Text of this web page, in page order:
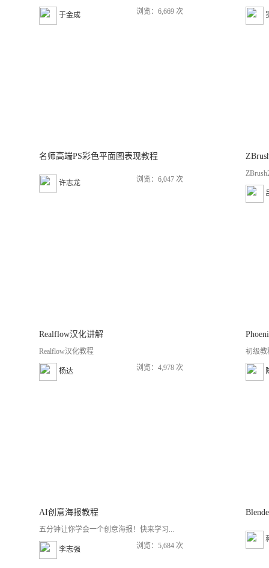
于金成 浏览：6,669 次
名师高端PS彩色平面图表现教程
许志龙 浏览：6,047 次
Realflow汉化讲解
Realflow汉化教程
杨达 浏览：4,978 次
初级教
AI创意海报教程
五分钟让你学会一个创意海报！快来学习...
李志强 浏览：5,684 次